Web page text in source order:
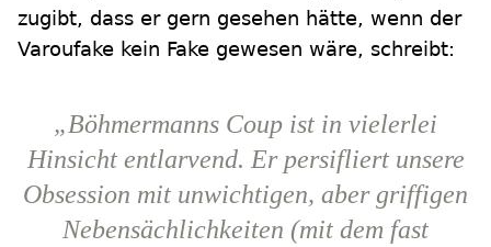
zugibt, dass er gern gesehen hätte, wenn der
Varoufake kein Fake gewesen wäre, schreibt:
„Böhmermanns Coup ist in vielerlei
Hinsicht entlarvend. Er persifliert unsere
Obsession mit unwichtigen, aber griffigen
Nebensächlichkeiten (mit dem fast